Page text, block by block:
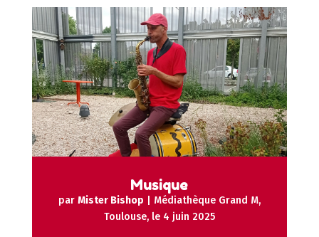
Musique
par Mister Bishop
Médiathèque Grand M,
Toulouse, le 4 juin 2025